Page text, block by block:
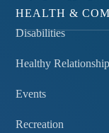
HEALTH &
Disabilities
Healthy
Events
Recreation